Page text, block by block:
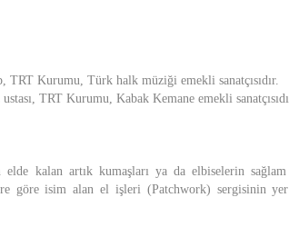
Kurumu, Türk halk müziği emekli sanatçısıdır.
TRT Kurumu, Kabak Kemane emekli
kalan artık kumaşları ya da elbiselerin sağlam
göre isim alan el işleri (Patchwork) sergisinin yer